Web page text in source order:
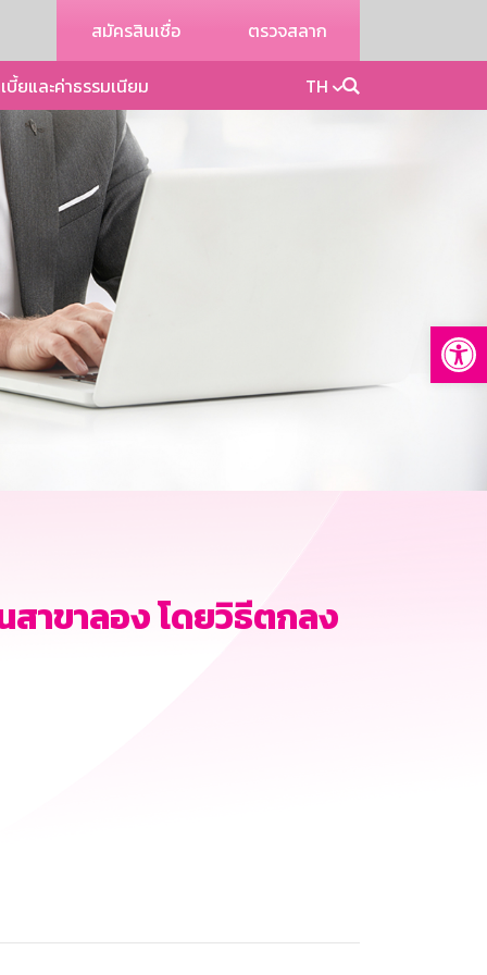
สมัครสินเชื่อ ตรวจสลาก
บี้ยและค่าธรรมเนียม TH
าขาลอง โดยวิธีตกลง